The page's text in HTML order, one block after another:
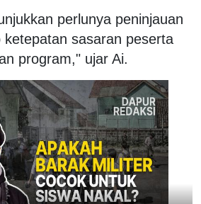
perlunya peninjauan
ketepatan sasaran peserta
program," ujar Ai.